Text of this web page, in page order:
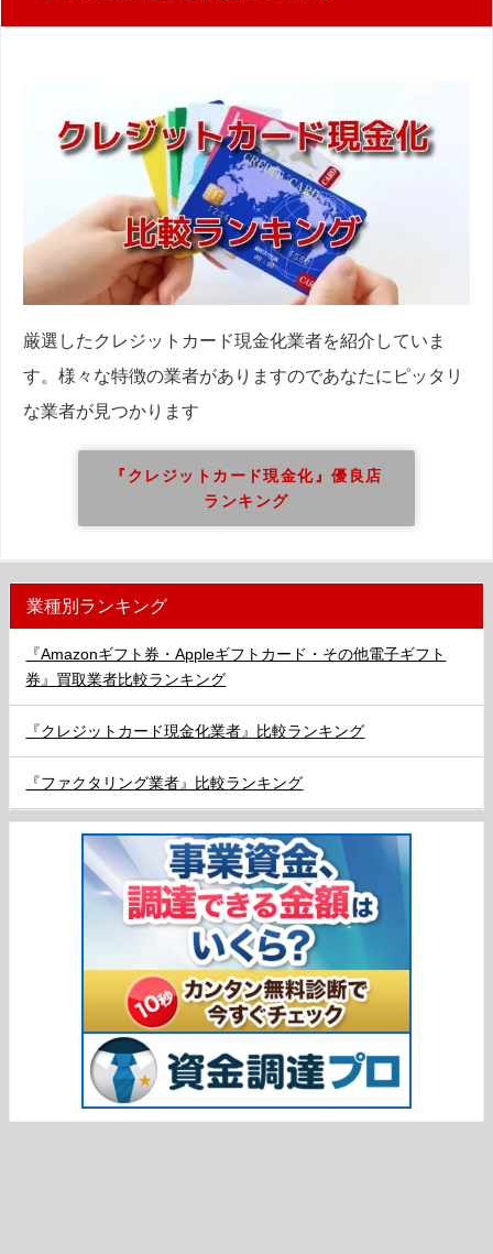
厳選したクレジットカード現金化業者を紹介していま
す。様々な特徴の業者がありますのであなたにピッタリ
な業者が見つかります
『クレジットカード現金化』優良店
ランキング
業種別ランキング
『Amazonギフト券・Appleギフトカード・その他電子ギフト
券』買取業者比較ランキング
『クレジットカード現金化業者』比較ランキング
『ファクタリング業者』比較ランキング